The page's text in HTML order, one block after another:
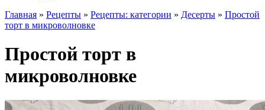
Главная » Рецепты » Рецепты: категории » Десерты » Простой
торт в микроволновке
Простой торт в
микроволновке